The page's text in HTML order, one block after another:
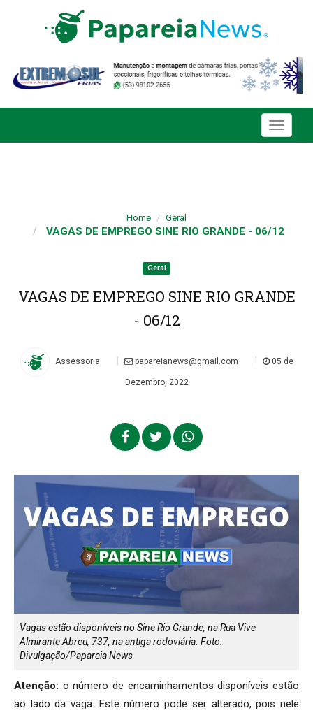
Toggle
Home Geral
VAGAS DE EMPREGO SINE RIO GRANDE - 06/12
Geral
VAGAS DE EMPREGO SINE RIO GRANDE
- 06/12
Assessoria | papareianews@gmail.com | 05 de
Dezembro, 2022
Vagas estão disponíveis no Sine Rio Grande, na Rua Vive
Almirante Abreu, 737, na antiga rodoviária. Foto:
Divulgação/Papareia News
Atenção: o número de encaminhamentos disponíveis estão
ao lado da vaga. Este número pode ser alterado, pois nele